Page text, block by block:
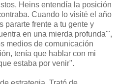
Heins entendía la posición
Cuando lo visité el año
pararte frente a tu gente y
en una mierda profunda'",
medios de comunicación
tenía que hablar con mi
estaba por venir".